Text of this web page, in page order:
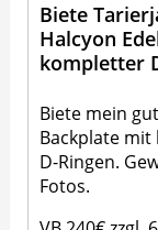
Biete
Halcyon
kompletter
Biete mein
Backplate
D-Ringen.
Fotos.